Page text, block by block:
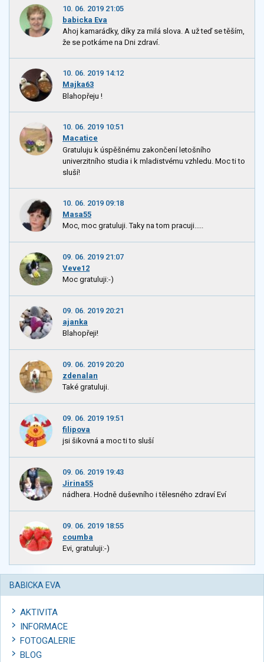
10. 06. 2019 21:05
babicka Eva
Ahoj kamarádky, díky za milá slova. A už teď se těším,
že se potkáme na Dni zdraví.
10. 06. 2019 14:12
Majka63
Blahopřeju !
10. 06. 2019 10:51
Macatice
Gratuluju k úspěšnému zakončení letošního
univerzitního studia i k mladistvému vzhledu. Moc ti to
sluší!
10. 06. 2019 09:18
Masa55
Moc, moc gratuluji. Taky na tom pracuji.....
09. 06. 2019 21:07
Veve12
Moc gratuluji:-)
09. 06. 2019 20:21
ajanka
Blahopřeji!
09. 06. 2019 20:20
zdenalan
Také gratuluji.
09. 06. 2019 19:51
filipova
jsi šikovná a moc ti to sluší
09. 06. 2019 19:43
Jirina55
nádhera. Hodně duševního i tělesného zdraví Eví
09. 06. 2019 18:55
coumba
Evi, gratuluji:-)
BABICKA EVA
AKTIVITA
INFORMACE
FOTOGALERIE
BLOG